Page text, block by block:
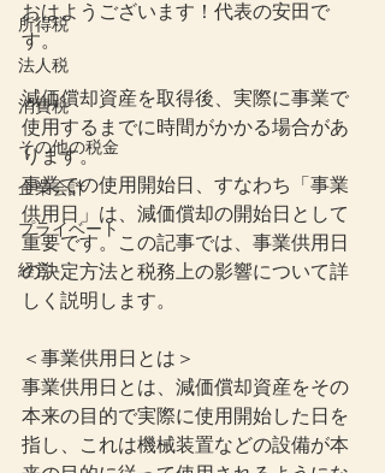
所得税
法人税
消費税
その他の税金
企業会計
プライベート
経営
おはようございます！代表の安田で
す。
減価償却資産を取得後、実際に事業で
使用するまでに時間がかかる場合があ
ります。
事業での使用開始日、すなわち「事業
供用日」は、減価償却の開始日として
重要です。この記事では、事業供用日
の決定方法と税務上の影響について詳
しく説明します。
＜事業供用日とは＞
事業供用日とは、減価償却資産をその
本来の目的で実際に使用開始した日を
指し、これは機械装置などの設備が本